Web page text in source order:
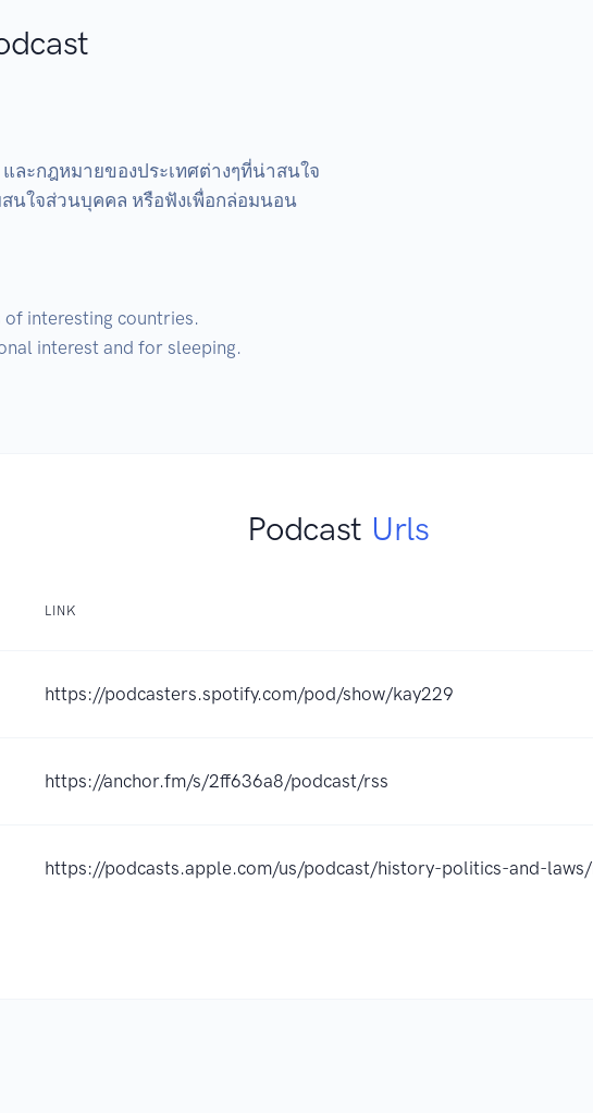
ละกฎหมายของประเทศต่างๆที่น่าสนใจ
นใจส่วนบุคคล หรือฟังเพื่อกล่อมนอน
of interesting countries.
interest and for sleeping.
Podcast Urls
LINK
https://podcasters.spotify.com/pod/show/kay229
https://anchor.fm/s/2ff636a8/podcast/rss
https://podcasts.apple.com/us/podcast/history-politics-and-